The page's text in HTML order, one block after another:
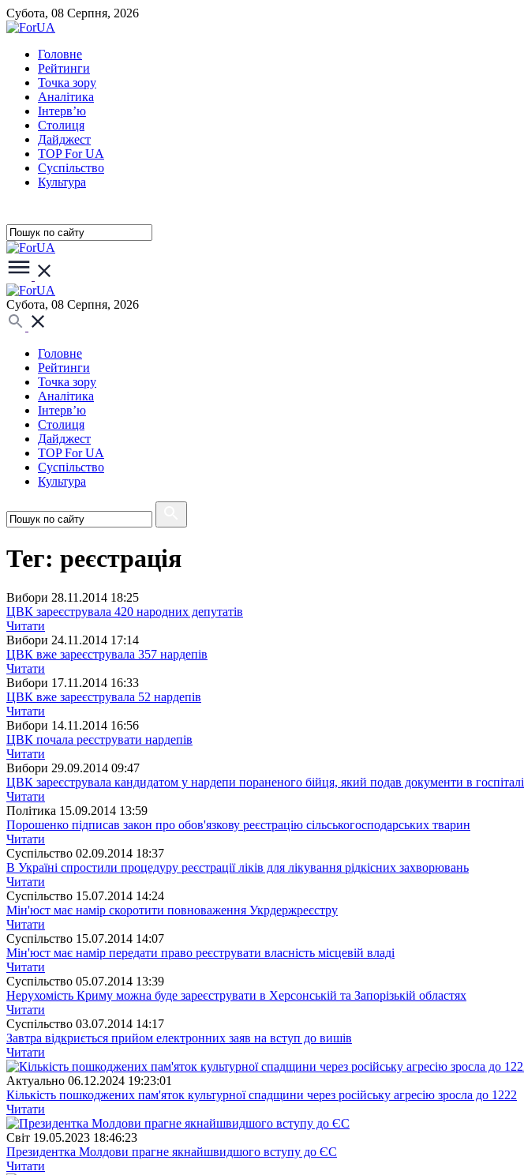
Субота, 08 Серпня, 2026
Головне
Рейтинги
Точка зору
Аналітика
Інтерв’ю
Столиця
Дайджест
TOP For UA
Суспiльство
Культура
Субота, 08 Серпня, 2026
Головне
Рейтинги
Точка зору
Аналітика
Інтерв’ю
Столиця
Дайджест
TOP For UA
Суспiльство
Культура
Тег: реєстрація
Вибори 28.11.2014 18:25
ЦВК зареєструвала 420 народних депутатів
Читати
Вибори 24.11.2014 17:14
ЦВК вже зареєструвала 357 нардепів
Читати
Вибори 17.11.2014 16:33
ЦВК вже зареєструвала 52 нардепів
Читати
Вибори 14.11.2014 16:56
ЦВК почала реєструвати нардепів
Читати
Вибори 29.09.2014 09:47
ЦВК зареєструвала кандидатом у нардепи пораненого бійця, який подав документи в госпіталі
Читати
Полiтика 15.09.2014 13:59
Порошенко підписав закон про обов'язкову реєстрацію сільськогосподарських тварин
Читати
Суспiльство 02.09.2014 18:37
В Україні спростили процедуру реєстрації ліків для лікування рідкісних захворювань
Читати
Суспiльство 15.07.2014 14:24
Мін'юст має намір скоротити повноваження Укрдержреєстру
Читати
Суспiльство 15.07.2014 14:07
Мін'юст має намір передати право реєструвати власність місцевій владі
Читати
Суспiльство 05.07.2014 13:39
Нерухомість Криму можна буде зареєструвати в Херсонській та Запорізькій областях
Читати
Суспiльство 03.07.2014 14:17
Завтра відкриється прийом електронних заяв на вступ до вишів
Читати
Актуально 06.12.2024 19:23:01
Кількість пошкоджених пам'яток культурної спадщини через російську агресію зросла до 1222
Читати
Свiт 19.05.2023 18:46:23
Президентка Молдови прагне якнайшвидшого вступу до ЄС
Читати